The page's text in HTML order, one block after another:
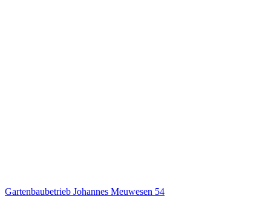
Gartenbaubetrieb Johannes Meuwesen 54